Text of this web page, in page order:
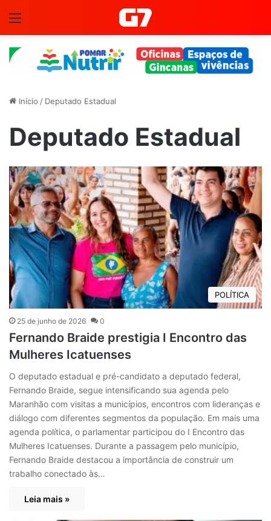
Início / Deputado Estadual
Deputado Estadual
POLÍTICA
25 de junho de 2026 0
Fernando Braide prestigia I Encontro das
Mulheres Icatuenses
O deputado estadual e pré-candidato a deputado federal,
Fernando Braide, segue intensificando sua agenda pelo
Maranhão com visitas a municípios, encontros com lideranças e
diálogo com diferentes segmentos da população. Em mais uma
agenda política, o parlamentar participou do I Encontro das
Mulheres Icatuenses. Durante a passagem pelo município,
Fernando Braide destacou a importância de construir um
trabalho conectado às…
Leia mais »